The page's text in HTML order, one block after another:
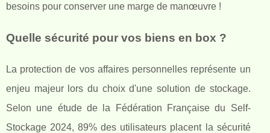
besoins pour conserver une marge de manœuvre !
Quelle sécurité pour vos biens en box ?
La protection de vos affaires personnelles représente un
enjeu majeur lors du choix d'une solution de stockage.
Selon une étude de la Fédération Française du Self-
Stockage 2024, 89% des utilisateurs placent la sécurité